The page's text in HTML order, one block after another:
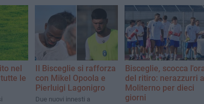
nel
le
Il Bisceglie si rafforza
con Mikel Opoola e
Pierluigi Lagonigro
Due nuovi innesti a
Bisceglie, scocca
del ritiro: nerazzurri a
Moliterno per dieci
giorni